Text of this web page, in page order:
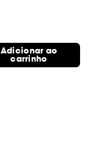
Adicionar ao
carrinho